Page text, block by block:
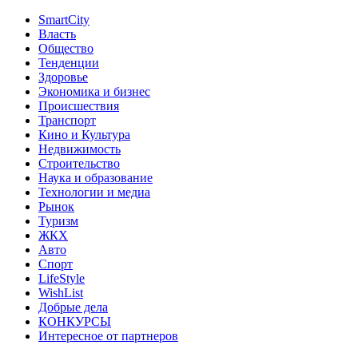
SmartCity
Власть
Общество
Тенденции
Здоровье
Экономика и бизнес
Происшествия
Транспорт
Кино и Культура
Недвижимость
Строительство
Наука и образование
Технологии и медиа
Рынок
Туризм
ЖКХ
Авто
Спорт
LifeStyle
WishList
Добрые дела
КОНКУРСЫ
Интересное от партнеров